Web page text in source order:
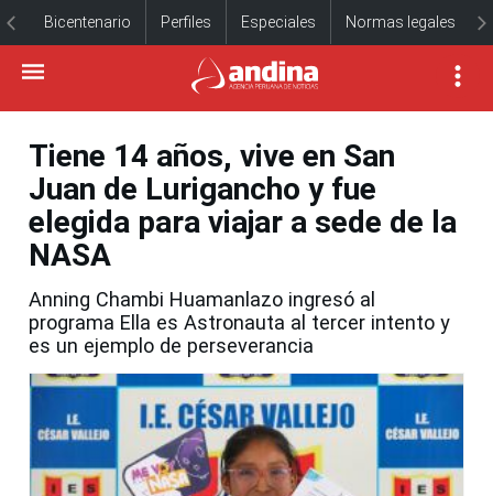
Bicentenario Perfiles Especiales Normas legales
Tiene 14 años, vive en San
Juan de Lurigancho y fue
elegida para viajar a sede de la
NASA
Anning Chambi Huamanlazo ingresó al
programa Ella es Astronauta al tercer intento y
es un ejemplo de perseverancia